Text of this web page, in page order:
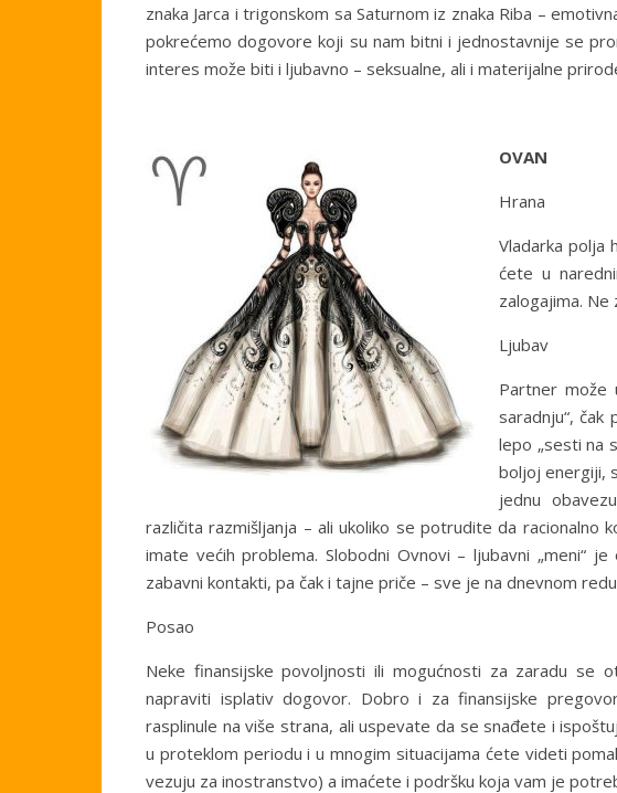
znaka Jarca i trigonskom sa Saturnom iz znaka Riba –
pokrećemo dogovore koji su nam bitni i jednostavnije se
interes može biti i ljubavno – seksualne, ali i materijalne
OVAN
Hrana
Vladarka polja
ćete u
zalogajima.
Ljubav
Partner može
saradnju“,
lepo „sesti na
boljoj energiji,
jednu
različita razmišljanja – ali ukoliko se potrudite da
imate većih problema. Slobodni Ovnovi – ljubavni „meni“
zabavni kontakti, pa čak i tajne priče – sve je na dnevnom
Posao
Neke finansijske povoljnosti ili mogućnosti za zaradu se
napraviti isplativ dogovor. Dobro i za finansijske
rasplinule na više strana, ali uspevate da se snađete i
u proteklom periodu i u mnogim situacijama ćete videti
vezuju za inostranstvo) a imaćete i podršku koja vam je